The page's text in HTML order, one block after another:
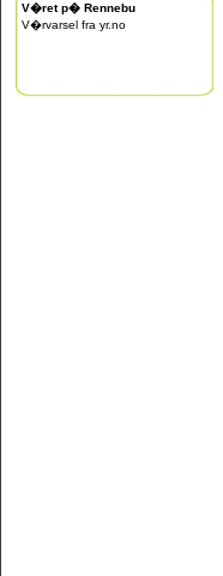
V�ret p� Rennebu
V�rvarsel fra yr.no